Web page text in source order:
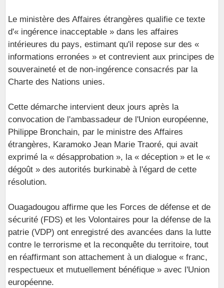
Le ministère des Affaires étrangères qualifie ce texte
d'« ingérence inacceptable » dans les affaires
intérieures du pays, estimant qu'il repose sur des «
informations erronées » et contrevient aux principes de
souveraineté et de non-ingérence consacrés par la
Charte des Nations unies.
Cette démarche intervient deux jours après la
convocation de l'ambassadeur de l'Union européenne,
Philippe Bronchain, par le ministre des Affaires
étrangères, Karamoko Jean Marie Traoré, qui avait
exprimé la « désapprobation », la « déception » et le «
dégoût » des autorités burkinabè à l'égard de cette
résolution.
Ouagadougou affirme que les Forces de défense et de
sécurité (FDS) et les Volontaires pour la défense de la
patrie (VDP) ont enregistré des avancées dans la lutte
contre le terrorisme et la reconquête du territoire, tout
en réaffirmant son attachement à un dialogue « franc,
respectueux et mutuellement bénéfique » avec l'Union
européenne.